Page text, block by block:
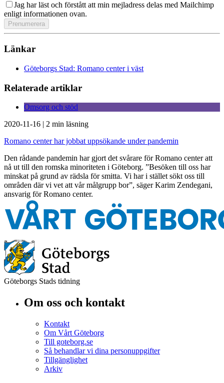
Jag har läst och förstått att min mejladress delas med Mailchimp
enligt informationen ovan.
Länkar
Göteborgs Stad: Romano center i väst
Relaterade artiklar
Omsorg och stöd
2020-11-16 | 2 min läsning
Romano center har jobbat uppsökande under pandemin
Den rådande pandemin har gjort det svårare för Romano center att
nå ut till den romska minoriteten i Göteborg. ”Besöken till oss har
minskat på grund av rädsla för smitta. Vi har i stället sökt oss till
områden där vi vet att vår målgrupp bor”, säger Karim Zendegani,
ansvarig för Romano center.
Göteborgs Stads tidning
Om oss och kontakt
Kontakt
Om Vårt Göteborg
Till goteborg.se
Så behandlar vi dina personuppgifter
Tillgänglighet
Arkiv